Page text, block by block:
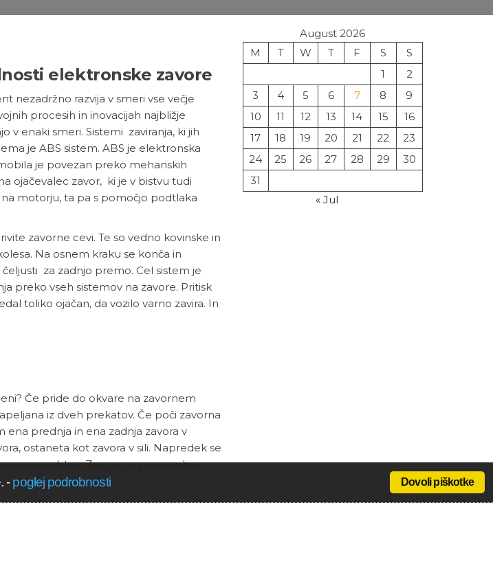
-poglej podrobnosti Dovoli piškotke
elektronske zavore
nezadržno razvija v smeri vse večje
procesih in inovacijah najbližje
v enaki smeri. Sistemi zaviranja, ki jih
je ABS sistem. ABS je elektronska
je povezan preko mehanskih
ojačevalec zavor, ki je v bistvu tudi
motorju, ta pa s pomočjo podtlaka
zavorne cevi. Te so vedno kovinske in
Na osnem kraku se konča in
za zadnjo premo. Cel sistem je
preko vseh sistemov na zavore. Pritisk
toliko ojačan, da vozilo varno zavira. In
Če pride do okvare na zavornem
iz dveh prekatov. Če poči zavorna
ena prednja in ena zadnja zavora v
ostaneta kot zavora v sili. Napredek se
sredstvo. Zavore so pomemben
August 2026
M
T W T F S
S
1
2
3
4 5 6 7 8
9
10
11 12 13 14 15
16
17
18 19 20 21 22
23
24
25 26 27 28 29
30
31
« Jul